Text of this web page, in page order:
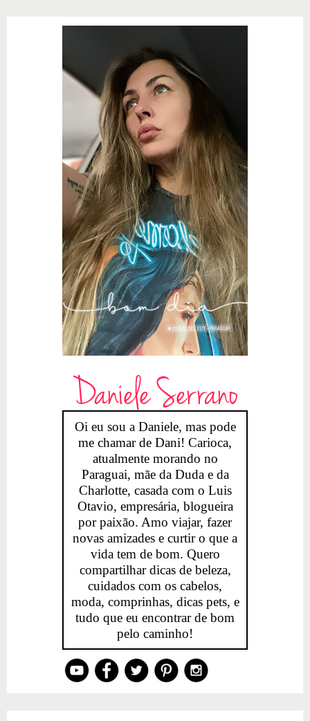
Daniele Serrano
Oi eu sou a Daniele, mas pode
me chamar de Dani! Carioca,
atualmente morando no
Paraguai, mãe da Duda e da
Charlotte, casada com o Luis
Otavio, empresária, blogueira
por paixão. Amo viajar, fazer
novas amizades e curtir o que a
vida tem de bom. Quero
compartilhar dicas de beleza,
cuidados com os cabelos,
moda, comprinhas, dicas pets, e
tudo que eu encontrar de bom
pelo caminho!